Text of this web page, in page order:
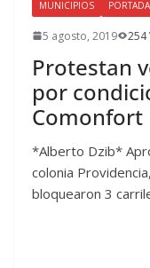
MUNICIPIOS PORTADA
5 agosto, 2019 254
Protestan
por
Comonfort
*Alberto Dzib*
colonia
bloquearon 3